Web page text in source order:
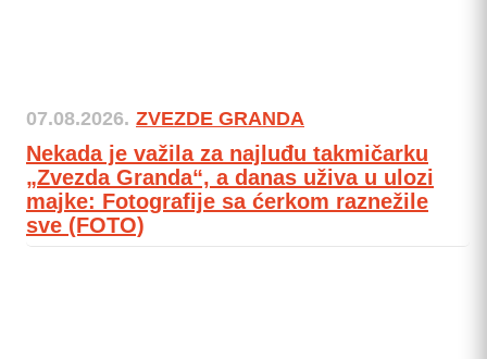
07.08.2026. ZVEZDE GRANDA
Nekada je važila za najluđu takmičarku
„Zvezda Granda“, a danas uživa u ulozi
majke: Fotografije sa ćerkom raznežile
sve (FOTO)